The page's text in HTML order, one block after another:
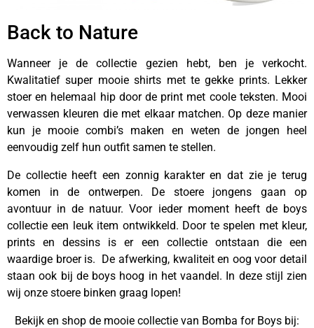
Back to Nature
Wanneer je de collectie gezien hebt, ben je verkocht.
Kwalitatief super mooie shirts met te gekke prints. Lekker
stoer en helemaal hip door de print met coole teksten. Mooi
verwassen kleuren die met elkaar matchen. Op deze manier
kun je mooie combi’s maken en weten de jongen heel
eenvoudig zelf hun outfit samen te stellen.
De collectie heeft een zonnig karakter en dat zie je terug
komen in de ontwerpen. De stoere jongens gaan op
avontuur in de natuur. Voor ieder moment heeft de boys
collectie een leuk item ontwikkeld. Door te spelen met kleur,
prints en dessins is er een collectie ontstaan die een
waardige broer is. De afwerking, kwaliteit en oog voor detail
staan ook bij de boys hoog in het vaandel. In deze stijl zien
wij onze stoere binken graag lopen!
Bekijk en shop de mooie collectie van Bomba for Boys bij: